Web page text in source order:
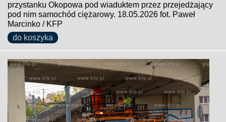
przystanku Okopowa pod wiaduktem przez przejedżający
pod nim samochód ciężarowy. 18.05.2026 fot. Paweł
Marcinko / KFP
do koszyka